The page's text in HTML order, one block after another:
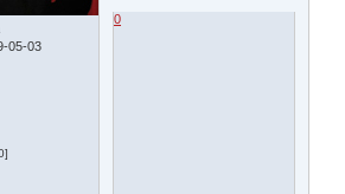
05-03
0